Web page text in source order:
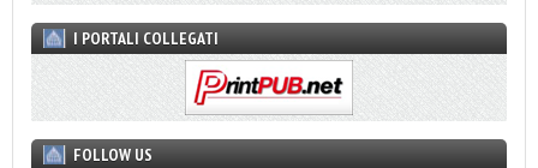
I PORTALI COLLEGATI
FOLLOW US